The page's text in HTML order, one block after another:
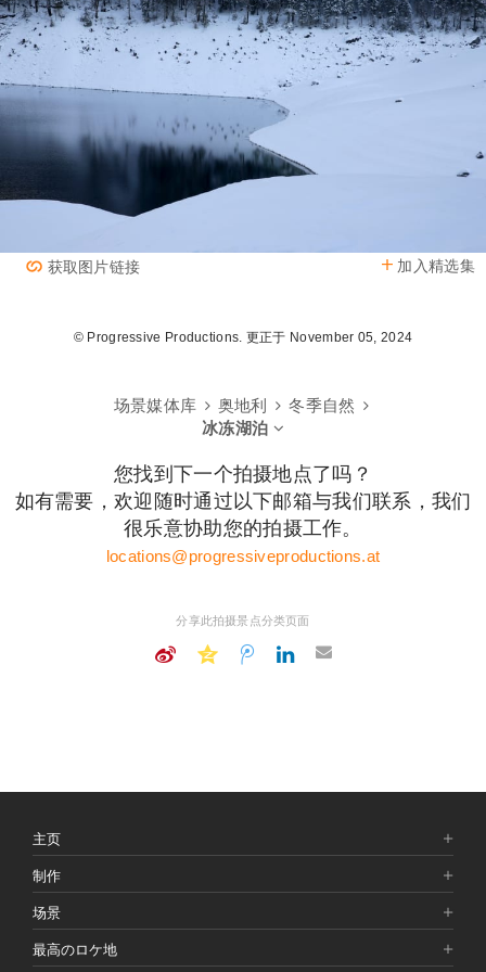
加入精选集
获取图片链接
© Progressive Productions. 更正于 November 05, 2024
场景媒体库 奥地利
冬季自然
冰冻湖泊
您找到下一个拍摄地点了吗？
如有需要，欢迎随时通过以下邮箱与我们联系，我们
很乐意协助您的拍摄工作。
locations@progressiveproductions.at
分享此拍摄景点分类页面
主页
制作
场景
最高のロケ地